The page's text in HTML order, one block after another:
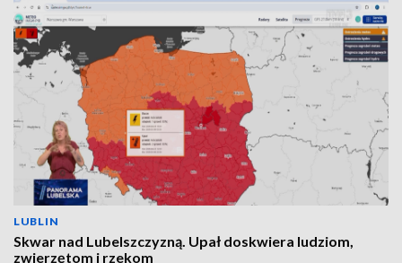
LUBLIN
Skwar nad Lubelszczyzną. Upał doskwiera ludziom,
zwierzętom i rzekom